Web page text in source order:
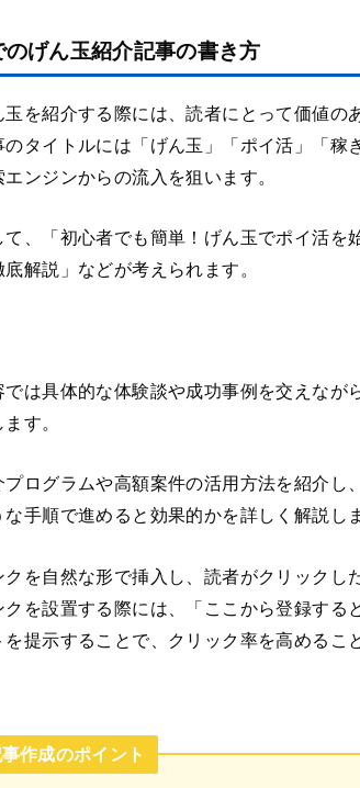
げん玉紹介記事の書き方
を紹介する際には、読者にとって価値の
タイトルには「げん玉」「ポイ活」「稼
ンジンからの流入を狙います。
、「初心者でも簡単！げん玉でポイ活を
解説」などが考えられます。
は具体的な体験談や成功事例を交えなが
す。
ログラムや高額案件の活用方法を紹介し
手順で進めると効果的かを詳しく解説し
クを自然な形で挿入し、読者がクリックし
クを設置する際には、「ここから登録する
提示することで、クリック率を高めるこ
作成のポイント